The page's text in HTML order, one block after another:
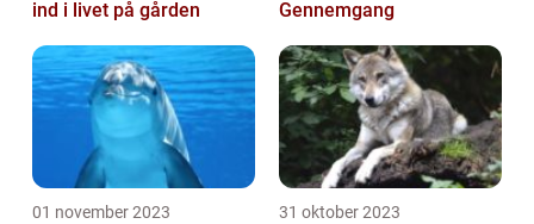
ind i livet på gården
Gennemgang
01 november 2023 31 oktober 2023